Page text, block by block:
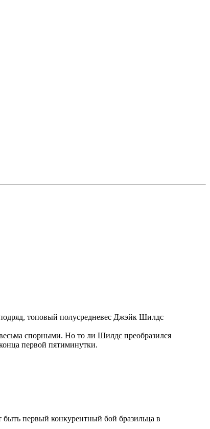
топовый полусредневес Джэйк Шилдс
спорными. Но то ли Шилдс преобразился
первой пятиминутки.
первый конкурентный бой бразильца в